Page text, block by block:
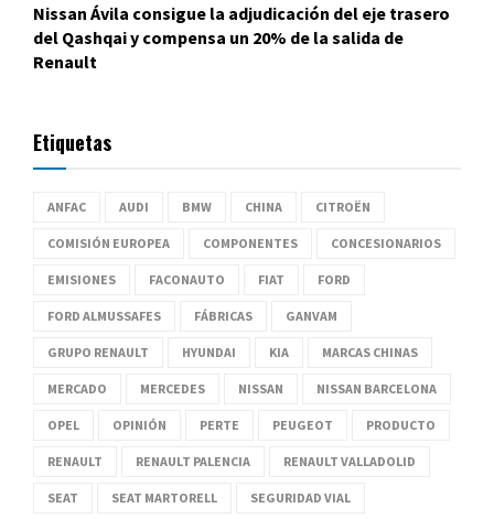
Nissan Ávila consigue la adjudicación del eje trasero
del Qashqai y compensa un 20% de la salida de
Renault
Etiquetas
ANFAC AUDI BMW CHINA CITROËN
COMISIÓN EUROPEA COMPONENTES CONCESIONARIOS
EMISIONES FACONAUTO FIAT FORD
FORD ALMUSSAFES FÁBRICAS GANVAM
GRUPO RENAULT HYUNDAI KIA MARCAS CHINAS
MERCADO MERCEDES NISSAN NISSAN BARCELONA
OPEL OPINIÓN PERTE PEUGEOT PRODUCTO
RENAULT RENAULT PALENCIA RENAULT VALLADOLID
SEAT SEAT MARTORELL SEGURIDAD VIAL